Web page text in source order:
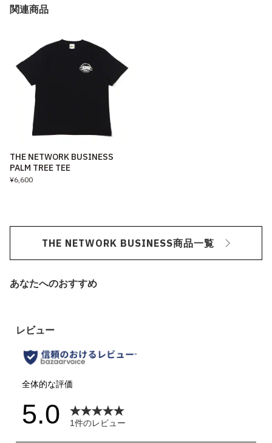
関連商品
THE NETWORK BUSINESS
PALM TREE TEE
¥6,600
THE NETWORK BUSINESS商品一覧
あなたへのおすすめ